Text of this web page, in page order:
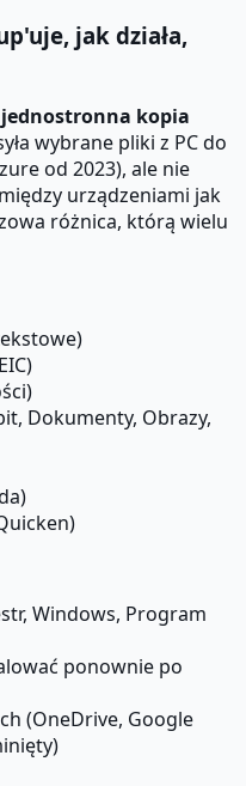
jak działa,
jednostronna kopia
wybrane pliki z PC do
od 2023), ale nie
urządzeniami jak
różnica, którą wielu
Dokumenty, Obrazy,
Windows, Program
ponownie po
(OneDrive, Google